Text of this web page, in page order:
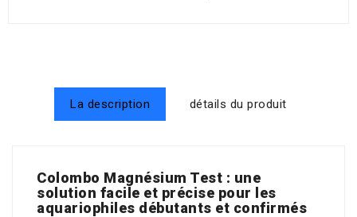
La description détails du produit
Colombo Magnésium Test : une
solution facile et précise pour les
aquariophiles débutants et confirmés